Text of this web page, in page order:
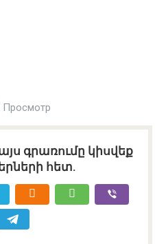
Просмотр
գրառումը կիսվեք
հետ.